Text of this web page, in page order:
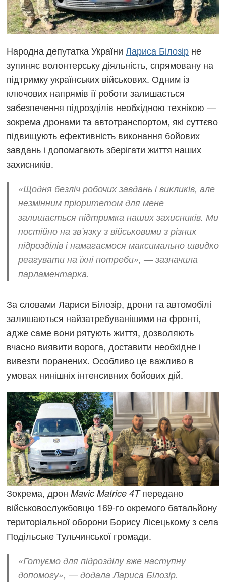
Народна депутатка УкраїниЛариса Білозір не
зупиняє волонтерську діяльність, спрямовану на
підтримку українських військових. Одним із
ключових напрямів її роботи залишається
забезпечення підрозділів необхідною технікою —
зокрема дронами та автотранспортом, які суттєво
підвищують ефективність виконання бойових
завдань і допомагають зберігати життя наших
захисників.
«Щодня безліч робочих завдань і викликів, але
незмінним пріоритетом для мене
залишається підтримка наших захисників. Ми
постійно на зв’язку з військовими з різних
підрозділів і намагаємося максимально швидко
реагувати на їхні потреби», — зазначила
парламентарка.
За словами Лариси Білозір, дрони та автомобілі
залишаються найзатребуванішими на фронті,
адже саме вони рятують життя, дозволяють
вчасно виявити ворога, доставити необхідне і
вивезти поранених. Особливо це важливо в
умовах нинішніх інтенсивних бойових дій.
Зокрема, дронMavic Matrice 4Tпередано
військовослужбовцю 169-го окремого батальйону
територіальної оборони Борису Лісецькому з села
Подільське Тульчинської громади.
«Готуємо для підрозділу вже наступну
допомогу», — додала Лариса Білозір.